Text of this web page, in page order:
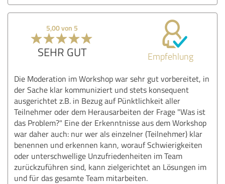
5,00 von 5
SEHR GUT Empfehlung
Die Moderation im Workshop war sehr gut vorbereitet, in
der Sache klar kommuniziert und stets konsequent
ausgerichtet z.B. in Bezug auf Pünktlichkeit aller
Teilnehmer oder dem Herausarbeiten der Frage "Was ist
das Problem?" Eine der Erkenntnisse aus dem Workshop
war daher auch: nur wer als einzelner (Teilnehmer) klar
benennen und erkennen kann, worauf Schwierigkeiten
oder unterschwellige Unzufriedenheiten im Team
zurückzuführen sind, kann zielgerichtet an Lösungen im
und für das gesamte Team mitarbeiten.